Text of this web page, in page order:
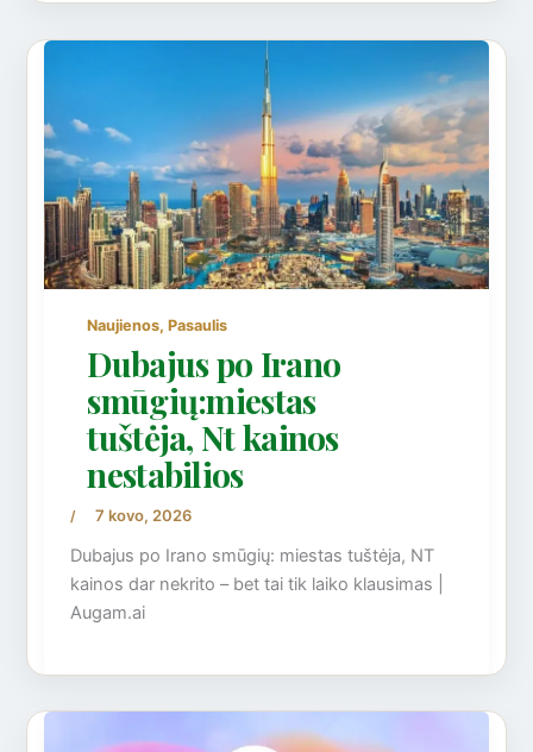
Naujienos,Pasaulis
Dubajus po Irano
smūgių:miestas
tuštėja, Nt kainos
nestabilios
/ 7 kovo, 2026
Dubajus po Irano smūgių: miestas tuštėja, NT
kainos dar nekrito – bet tai tik laiko klausimas |
Augam.ai